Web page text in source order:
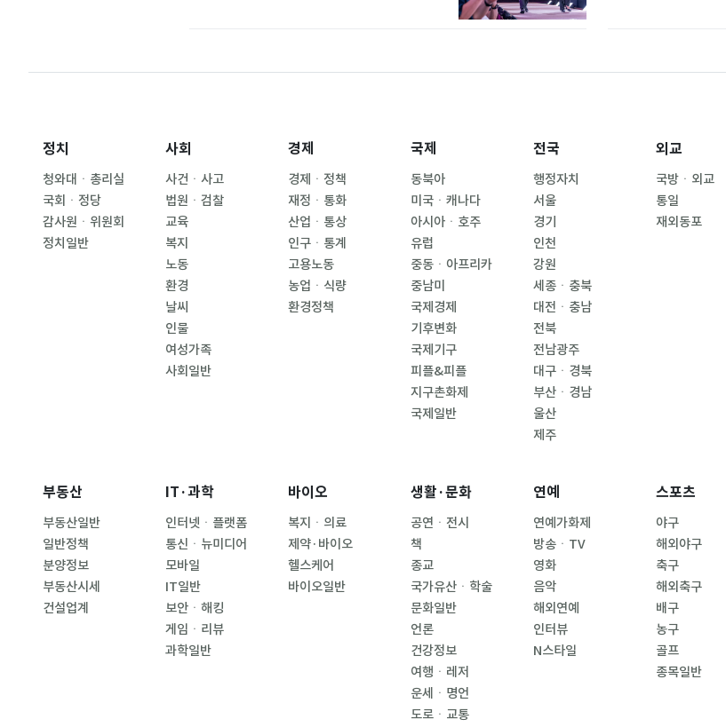
정치
청와대ㆍ총리실
국회ㆍ정당
감사원ㆍ위원회
정치일반
사회
사건ㆍ사고
법원ㆍ검찰
교육
복지
노동
환경
날씨
인물
여성가족
사회일반
경제
경제ㆍ정책
재정ㆍ통화
산업ㆍ통상
인구ㆍ통계
고용노동
농업ㆍ식량
환경정책
국제
동북아
미국ㆍ캐나다
아시아ㆍ호주
유럽
중동ㆍ아프리카
중남미
국제경제
기후변화
국제기구
피플&피플
지구촌화제
국제일반
전국
행정자치
서울
경기
인천
강원
세종ㆍ충북
대전ㆍ충남
전북
전남광주
대구ㆍ경북
부산ㆍ경남
울산
제주
외교
국방ㆍ외교
통일
재외동포
부동산
부동산일반
일반정책
분양정보
부동산시세
건설업계
IT·과학
인터넷ㆍ플랫폼
통신ㆍ뉴미디어
모바일
IT일반
보안ㆍ해킹
게임ㆍ리뷰
과학일반
바이오
복지ㆍ의료
제약·바이오
헬스케어
바이오일반
생활·문화
공연ㆍ전시
책
종교
국가유산ㆍ학술
문화일반
언론
건강정보
여행ㆍ레저
운세ㆍ명언
도로ㆍ교통
연예
연예가화제
방송ㆍTV
영화
음악
해외연예
인터뷰
N스타일
스포츠
야구
해외야구
축구
해외축구
배구
농구
골프
종목일반